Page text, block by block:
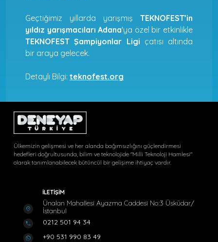
Geçtiğimiz yıllarda yarışmış TEKNOFEST’in
yıldız yarışmacıları Adana'ya özel bir etkinlikle
TEKNOFEST Şampiyonlar Ligi çatısı altında
bir araya gelecek.
Detaylı Bilgi: teknofest.org
Ülkemizin gelişmesi ve her alanda bağımsızlığını güçlendirmesi
hedefleri doğrultusunda, bilim ve teknolojide "Milli Teknoloji Hamlesi"
olarak tanımlanabilecek bütüncül bir gelişime ihtiyaç vardır.
İLETİŞİM
Ünalan Mahallesi Ayazma Caddesi No:3 Üsküdar/
İstanbul
0212 501 94 34
+90 531 990 83 49